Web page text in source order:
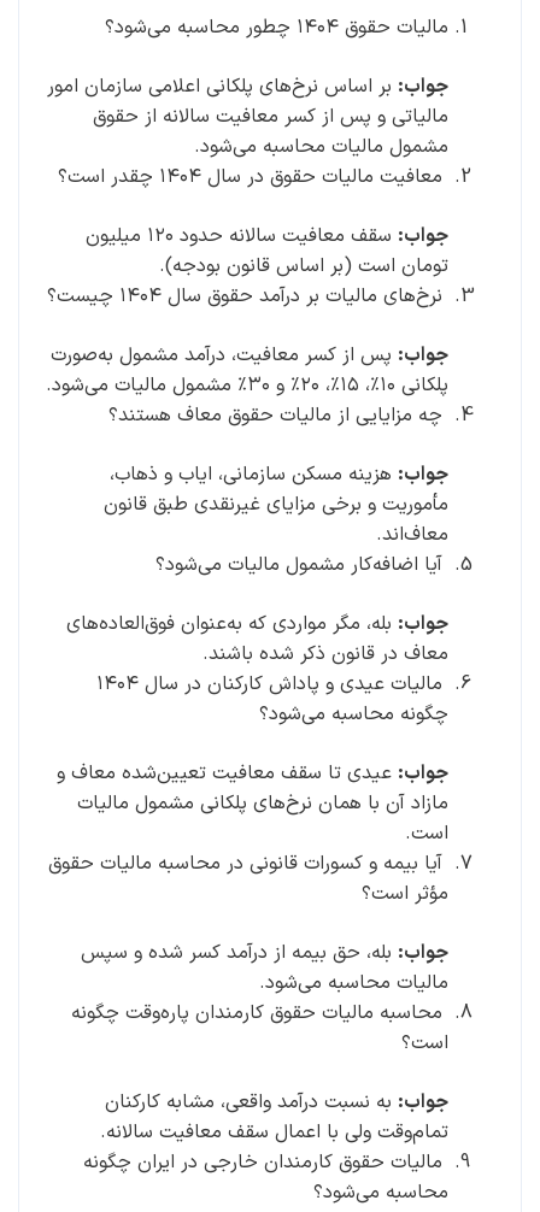
مالیات حقوق ۱۴۰۴ چطور محاسبه می‌شود؟
جواب: بر اساس نرخ‌های پلکانی اعلامی سازمان امور
مالیاتی و پس از کسر معافیت سالانه از حقوق
مشمول مالیات محاسبه می‌شود.
معافیت مالیات حقوق در سال ۱۴۰۴ چقدر است؟
جواب:
سقف معافیت سالانه حدود ۱۲۰ میلیون
تومان است (بر اساس قانون بودجه).
نرخ‌های مالیات بر درآمد حقوق سال ۱۴۰۴ چیست؟
جواب: پس از کسر معافیت، درآمد مشمول به‌صورت
پلکانی ۱۰٪، ۱۵٪، ۲۰٪ و ۳۰٪ مشمول مالیات می‌شود.
چه مزایایی از مالیات حقوق معاف هستند؟
جواب: هزینه مسکن سازمانی، ایاب و ذهاب،
مأموریت و برخی مزایای غیرنقدی طبق قانون
معاف‌اند.
آیا اضافه‌کار مشمول مالیات می‌شود؟
جواب: بله، مگر مواردی که به‌عنوان فوق‌العاده‌های
معاف در قانون ذکر شده باشند.
مالیات عیدی و پاداش کارکنان در سال ۱۴۰۴
چگونه محاسبه می‌شود؟
جواب: عیدی تا سقف معافیت تعیین‌شده معاف و
مازاد آن با همان نرخ‌های پلکانی مشمول مالیات
است.
آیا بیمه و کسورات قانونی در محاسبه مالیات حقوق
مؤثر است؟
جواب: بله، حق بیمه از درآمد کسر شده و سپس
مالیات محاسبه می‌شود.
محاسبه مالیات حقوق کارمندان پاره‌وقت چگونه
است؟
جواب: به نسبت درآمد واقعی، مشابه کارکنان
تمام‌وقت ولی با اعمال سقف معافیت سالانه.
مالیات حقوق کارمندان خارجی در ایران چگونه
محاسبه می‌شود؟